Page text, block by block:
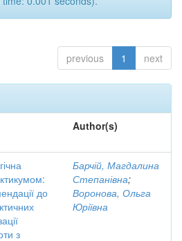
previous 1 next
Author(s)
до
з
Барчій, Магдалина
Степанівна;
Воронова, Ольга
Юріївна